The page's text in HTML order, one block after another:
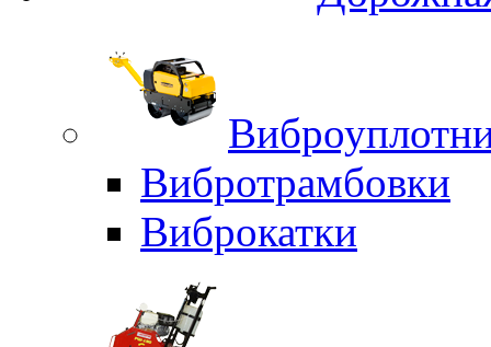
Вибротрамбовки
Виброкатки